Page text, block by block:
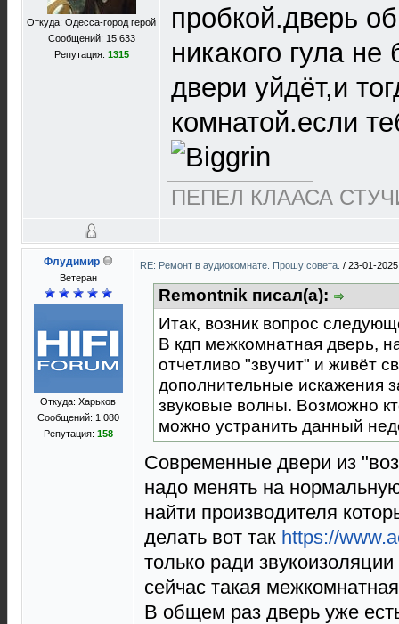
Откуда: Одесса-город герой
Сообщений: 15 633
Репутация: 1315
пробкой.дверь
никакого гула
двери уйдёт,и
комнатой.если
ПЕПЕЛ КЛААСА
Флудимир
Ветеран
Откуда: Харьков
Сообщений: 1 080
Репутация: 158
RE: Ремонт в аудиокомнате. Прошу совета. / 23-01-
Remontnik писал(а):
Итак, возник вопрос
В кдп межкомнатная дверь,
отчетливо "звучит" и живёт
дополнительные искажения
звуковые волны. Возможно
можно устранить данный
Современные двери из
надо менять на
найти производителя
делать вот так https://
только ради
сейчас такая
В общем раз дверь уже